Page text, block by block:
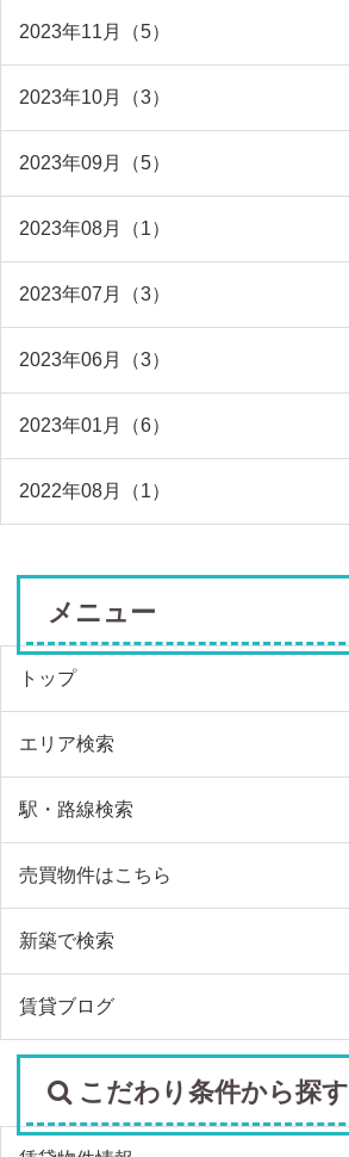
2023年11月（5）
2023年10月（3）
2023年09月（5）
2023年08月（1）
2023年07月（3）
2023年06月（3）
2023年01月（6）
2022年08月（1）
メニュー
トップ
エリア検索
駅・路線検索
売買物件はこちら
新築で検索
賃貸ブログ
こだわり条件から探す